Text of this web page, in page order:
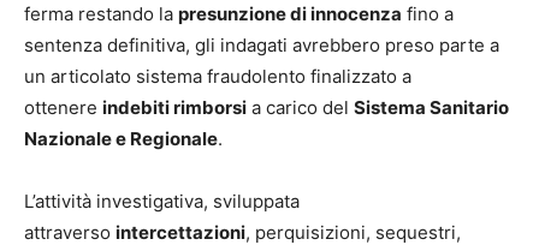
ferma restando la presunzione di innocenza fino a
sentenza definitiva, gli indagati avrebbero preso parte a
un articolato sistema fraudolento finalizzato a
ottenere indebiti rimborsi a carico del Sistema Sanitario
Nazionale e Regionale.
L’attività investigativa, sviluppata
attraverso intercettazioni, perquisizioni, sequestri,